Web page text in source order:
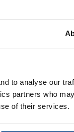
to analyse our
partners who
of their services.
des
à haute